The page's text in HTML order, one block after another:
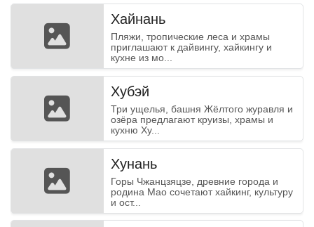
Хайнань
Пляжи, тропические леса и храмы
приглашают к дайвингу, хайкингу и
кухне из мо...
Хубэй
Три ущелья, башня Жёлтого журавля и
озёра предлагают круизы, храмы и
кухню Ху...
Хунань
Горы Чжанцзяцзе, древние города и
родина Мао сочетают хайкинг, культуру
и ост...